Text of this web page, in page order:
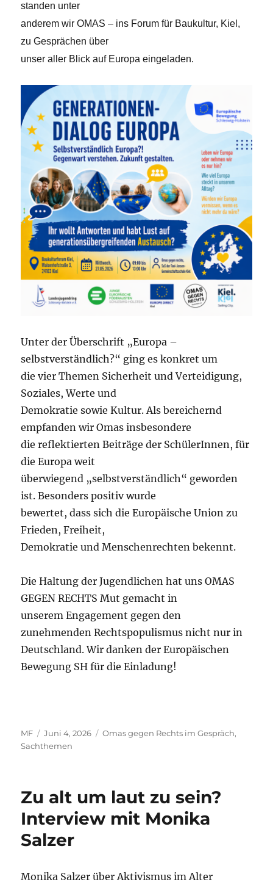
standen unter
anderem wir OMAS – ins Forum für Baukultur, Kiel,
zu Gesprächen über
unser aller Blick auf Europa eingeladen.
Unter der Überschrift „Europa –
selbstverständlich?“ ging es konkret um
die vier Themen Sicherheit und Verteidigung,
Soziales, Werte und
Demokratie sowie Kultur. Als bereichernd
empfanden wir Omas insbesondere
die reflektierten Beiträge der SchülerInnen, für
die Europa weit
überwiegend „selbstverständlich“ geworden
ist. Besonders positiv wurde
bewertet, dass sich die Europäische Union zu
Frieden, Freiheit,
Demokratie und Menschenrechten bekennt.
Die Haltung der Jugendlichen hat uns OMAS
GEGEN RECHTS Mut gemacht in
unserem Engagement gegen den
zunehmenden Rechtspopulismus nicht nur in
Deutschland. Wir danken der Europäischen
Bewegung SH für die Einladung!
Autor
MF
Veröffentlicht
am
Juni 4, 2026 Kategorien
Omas gegen Rechts im Gespräch,
Sachthemen
Zu alt um laut zu sein?
Interview mit Monika
Salzer
Monika Salzer über Aktivismus im Alter